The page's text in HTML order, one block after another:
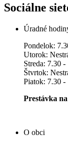
Sociálne
Úradné
Pondelok:
Utorok:
Streda: 7.30 -
Štvrtok:
Piatok: 7.30 -
Prestávka
O obci